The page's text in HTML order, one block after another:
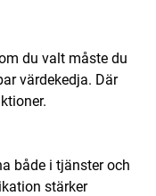
du valt måste du
värdekedja. Där
både i tjänster och
stärker